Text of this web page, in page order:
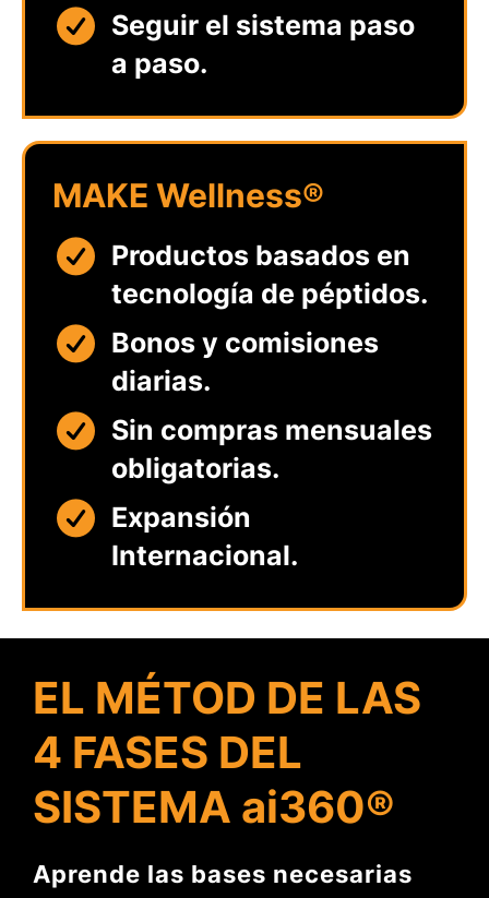
Seguir el sistema paso
a paso.
MAKE Wellness®
Productos basados en
tecnología de péptidos.
Bonos y comisiones
diarias.
Sin compras mensuales
obligatorias.
Expansión
Internacional.
EL MÉTOD DE LAS
4 FASES DEL
SISTEMA ai360®
Aprende las bases necesarias